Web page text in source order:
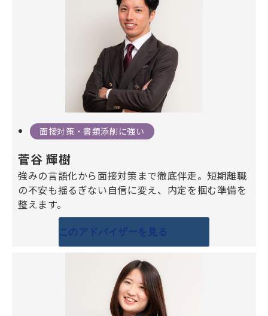
面接対策・書類添削に強い
菅谷 輝樹
強みの言語化から面接対策まで徹底伴走。短期離職
の不安も揺るぎない自信に変え、内定を掴む準備を
整えます。
このアドバイザーを見る